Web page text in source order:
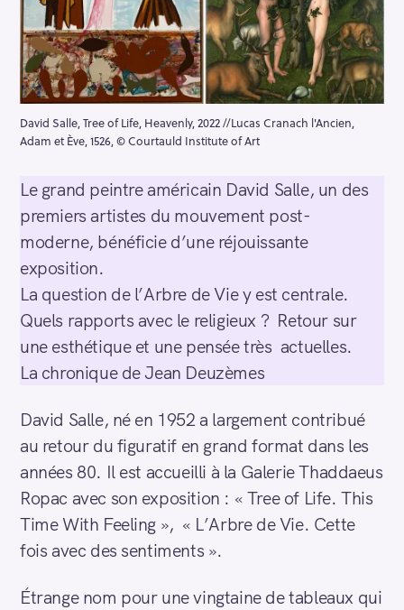
David Salle, Tree of Life, Heavenly, 2022 //Lucas Cranach l'Ancien,
Adam et Ève, 1526, © Courtauld Institute of Art
Le grand peintre américain David Salle, un des
premiers artistes du mouvement post-
moderne, bénéficie d’une réjouissante
exposition.
La question de l’Arbre de Vie y est centrale.
Quels rapports avec le religieux ? Retour sur
une esthétique et une pensée très actuelles.
La chronique de Jean Deuzèmes
David Salle, né en 1952 a largement contribué
au retour du figuratif en grand format dans les
années 80. Il est accueilli à la Galerie Thaddaeus
Ropac avec son exposition : « Tree of Life. This
Time With Feeling », « L’Arbre de Vie. Cette
fois avec des sentiments ».
Étrange nom pour une vingtaine de tableaux qui